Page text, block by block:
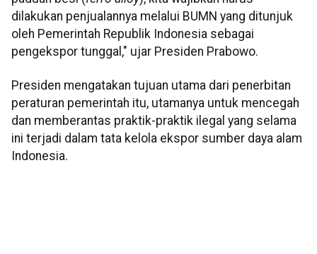
dilakukan penjualannya melalui BUMN yang ditunjuk
oleh Pemerintah Republik Indonesia sebagai
pengekspor tunggal," ujar Presiden Prabowo.
Presiden mengatakan tujuan utama dari penerbitan
peraturan pemerintah itu, utamanya untuk mencegah
dan memberantas praktik-praktik ilegal yang selama
ini terjadi dalam tata kelola ekspor sumber daya alam
Indonesia.